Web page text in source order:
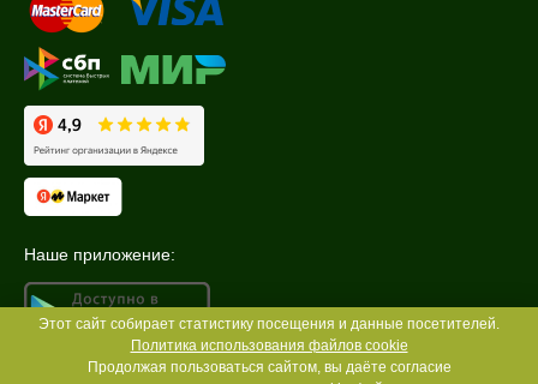
Наше приложение:
Этот сайт собирает статистику посещения и данные посетителей.
Политика использования файлов cookie
Продолжая пользоваться сайтом, вы даёте согласие